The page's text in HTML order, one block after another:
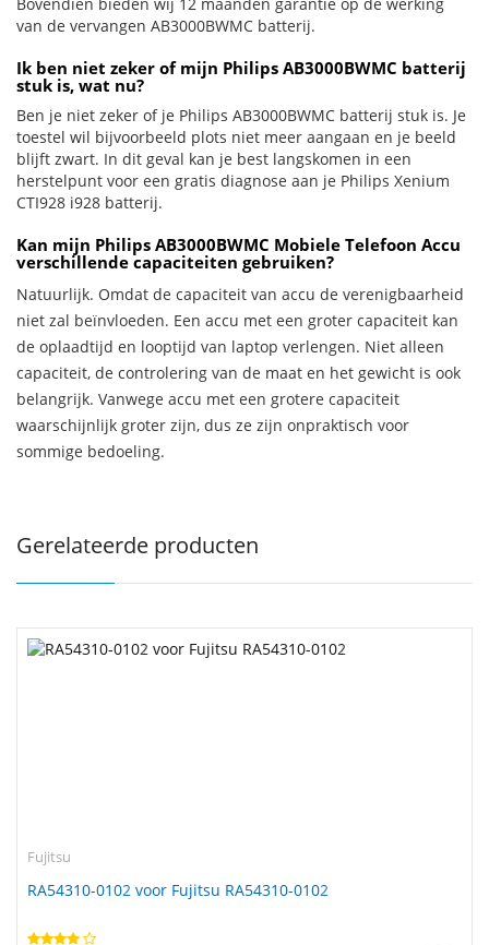
van de vervangen AB3000BWMC batterij.
Ik ben niet zeker of mijn Philips AB3000BWMC batterij
stuk is, wat nu?
Ben je niet zeker of je Philips AB3000BWMC batterij stuk is. Je
toestel wil bijvoorbeeld plots niet meer aangaan en je beeld
blijft zwart. In dit geval kan je best langskomen in een
herstelpunt voor een gratis diagnose aan je Philips Xenium
CTI928 i928 batterij.
Kan mijn Philips AB3000BWMC Mobiele Telefoon Accu
verschillende capaciteiten gebruiken?
Natuurlijk. Omdat de capaciteit van accu de verenigbaarheid
niet zal beïnvloeden. Een accu met een groter capaciteit kan
de oplaadtijd en looptijd van laptop verlengen. Niet alleen
capaciteit, de controlering van de maat en het gewicht is ook
belangrijk. Vanwege accu met een grotere capaciteit
waarschijnlijk groter zijn, dus ze zijn onpraktisch voor
sommige bedoeling.
Gerelateerde producten
Fujitsu
RA54310-0102 voor Fujitsu RA54310-0102